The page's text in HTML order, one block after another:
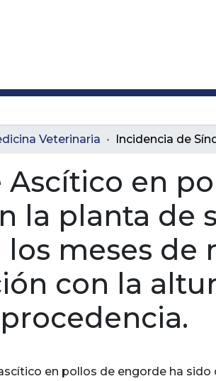
Veterinaria
en
la planta de
meses de
con la
en pollos de engorde ha sido